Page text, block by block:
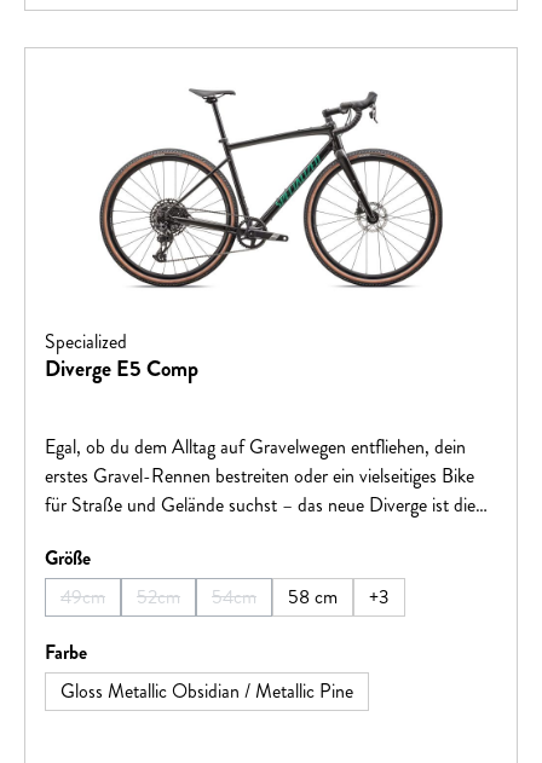
Specialized
Diverge E5 Comp
Egal, ob du dem Alltag auf Gravelwegen entfliehen, dein
erstes Gravel-Rennen bestreiten oder ein vielseitiges Bike
für Straße und Gelände suchst – das neue Diverge ist die
kombiniert es Spritzigkeit mit Stabilität und Vertrauen im
Gelände.
Größeauswählen
49cm
(Diese Option ist zurzeit nicht verfügbar.)
52cm
(Diese Option ist zurzeit nicht verfügbar.)
54cm
(Diese Option ist zurzeit nicht verfügbar.)
58 cm +3
Farbeauswählen
Gloss Metallic Obsidian / Metallic Pine